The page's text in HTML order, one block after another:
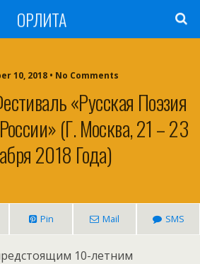
ОРЛИТА
10, 2018 • No Comments
«Русская Поэзия
(г. Москва, 21 – 23
2018 Года)
Pin Mail SMS
10-летним